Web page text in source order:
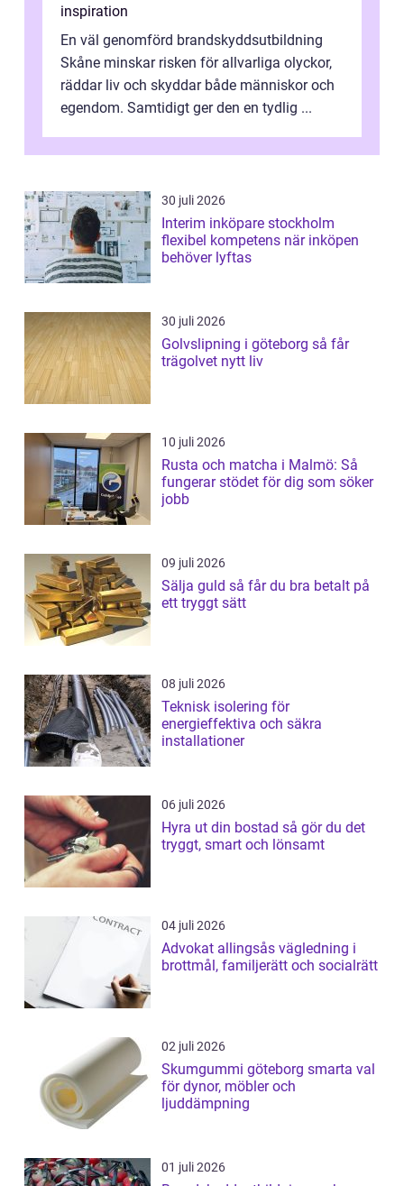
inspiration
En väl genomförd brandskyddsutbildning
Skåne minskar risken för allvarliga olyckor,
räddar liv och skyddar både människor och
egendom. Samtidigt ger den en tydlig ...
30 juli 2026
Interim inköpare stockholm
flexibel kompetens när inköpen
behöver lyftas
30 juli 2026
Golvslipning i göteborg så får
trägolvet nytt liv
10 juli 2026
Rusta och matcha i Malmö: Så
fungerar stödet för dig som söker
jobb
09 juli 2026
Sälja guld så får du bra betalt på
ett tryggt sätt
08 juli 2026
Teknisk isolering för
energieffektiva och säkra
installationer
06 juli 2026
Hyra ut din bostad så gör du det
tryggt, smart och lönsamt
04 juli 2026
Advokat allingsås vägledning i
brottmål, familjerätt och socialrätt
02 juli 2026
Skumgummi göteborg smarta val
för dynor, möbler och
ljuddämpning
01 juli 2026